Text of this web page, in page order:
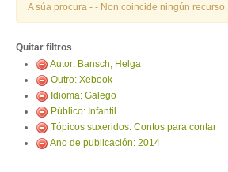
A súa procura - - Non coincide ningún recurso.
Quitar filtros
Autor: Bansch, Helga
Outro: Xebook
Idioma: Galego
Público: Infantil
Tópicos suxeridos: Contos para contar
Ano de publicación: 2014